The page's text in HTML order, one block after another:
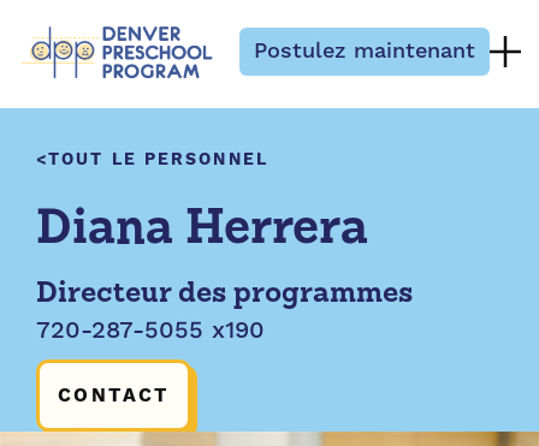
Postulez maintenant
TOUT LE PERSONNEL
Diana Herrera
Directeur des programmes
720-287-5055 x190
CONTACT